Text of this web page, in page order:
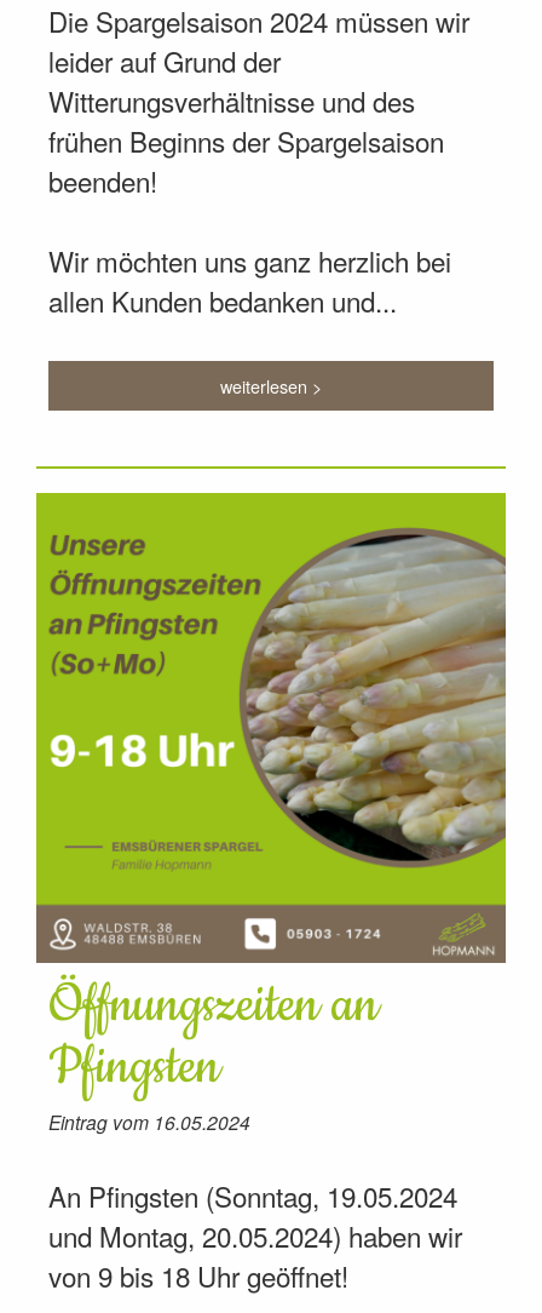
Die Spargelsaison 2024 müssen wir
leider auf Grund der
Witterungsverhältnisse und des
frühen Beginns der Spargelsaison
beenden!
Wir möchten uns ganz herzlich bei
allen Kunden bedanken und...
weiterlesen >
Öffnungszeiten an
Pfingsten
Eintrag vom 16.05.2024
An Pfingsten (Sonntag, 19.05.2024
und Montag, 20.05.2024) haben wir
von 9 bis 18 Uhr geöffnet!